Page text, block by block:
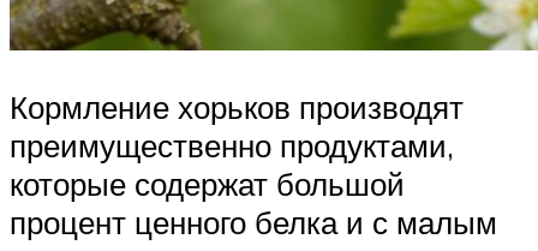
Кормление хорьков производят
преимущественно продуктами,
которые содержат большой
процент ценного белка и с малым